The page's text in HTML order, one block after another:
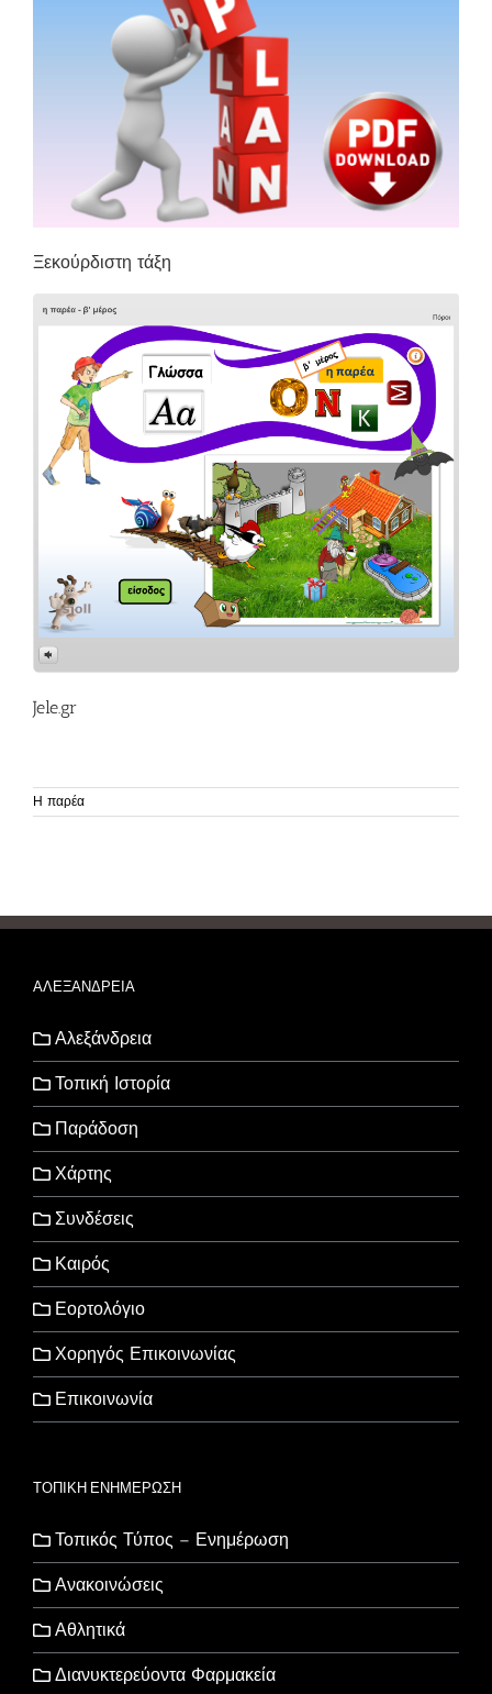
Ξεκούρδιστη τάξη
Jele.gr
Η παρέα
ΑΛΕΞΑΝΔΡΕΙΑ
Αλεξάνδρεια
Τοπική Ιστορία
Παράδοση
Χάρτης
Συνδέσεις
Καιρός
Εορτολόγιο
Χορηγός Επικοινωνίας
Επικοινωνία
ΤΟΠΙΚΗ ΕΝΗΜΕΡΩΣΗ
Τοπικός Τύπος – Ενημέρωση
Ανακοινώσεις
Αθλητικά
Διανυκτερεύοντα Φαρμακεία